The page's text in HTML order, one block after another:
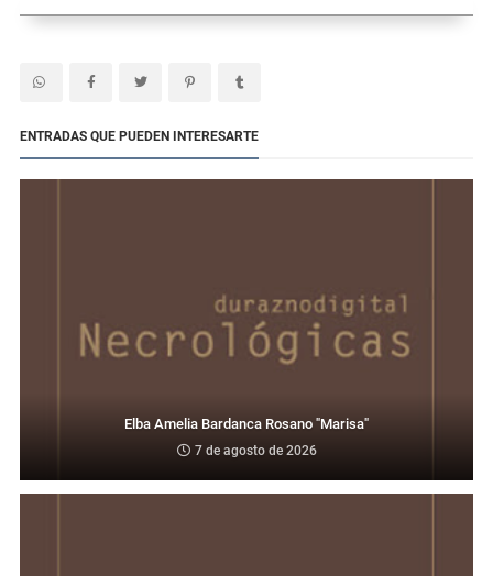
ENTRADAS QUE PUEDEN INTERESARTE
Elba Amelia Bardanca Rosano "Marisa"
7 de agosto de 2026